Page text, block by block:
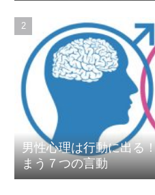
男性心理は行動に出る
まう７つの言動